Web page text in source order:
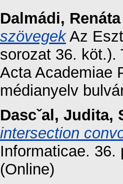
Dalmádi, Renáta
szövegekAz
sorozat 36. köt.).
Acta Academiae
médianyelv
Dascˇal, Judita,
intersection
Informaticae. 36.
(Online)